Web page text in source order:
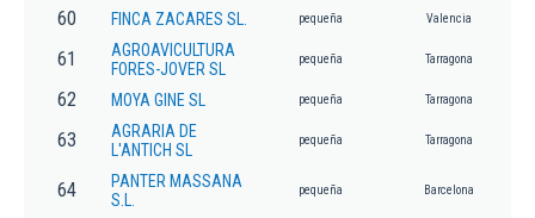
60 FINCA ZACARES SL. pequeña Valencia
61
AGROAVICULTURA
FORES-JOVER SL
pequeña Tarragona
62 MOYA GINE SL pequeña Tarragona
63
AGRARIA DE
L'ANTICH SL
pequeña Tarragona
64
PANTER MASSANA
S.L.
pequeña Barcelona